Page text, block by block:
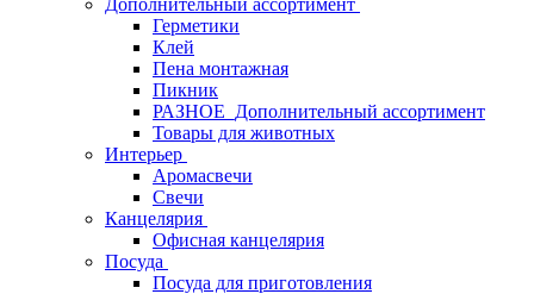
Дополнительный ассортимент
Герметики
Клей
Пена монтажная
Пикник
РАЗНОЕ_Дополнительный ассортимент
Товары для животных
Интерьер
Аромасвечи
Свечи
Канцелярия
Офисная канцелярия
Посуда
Посуда для приготовления